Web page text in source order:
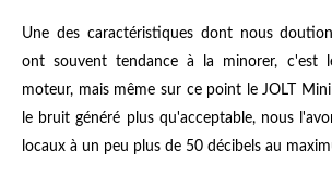
Une des caractéristiques dont nous
ont souvent tendance à la minorer, c'est
moteur, mais même sur ce point le JOLT
le bruit généré plus qu'acceptable, nous
locaux à un peu plus de 50 décibels au